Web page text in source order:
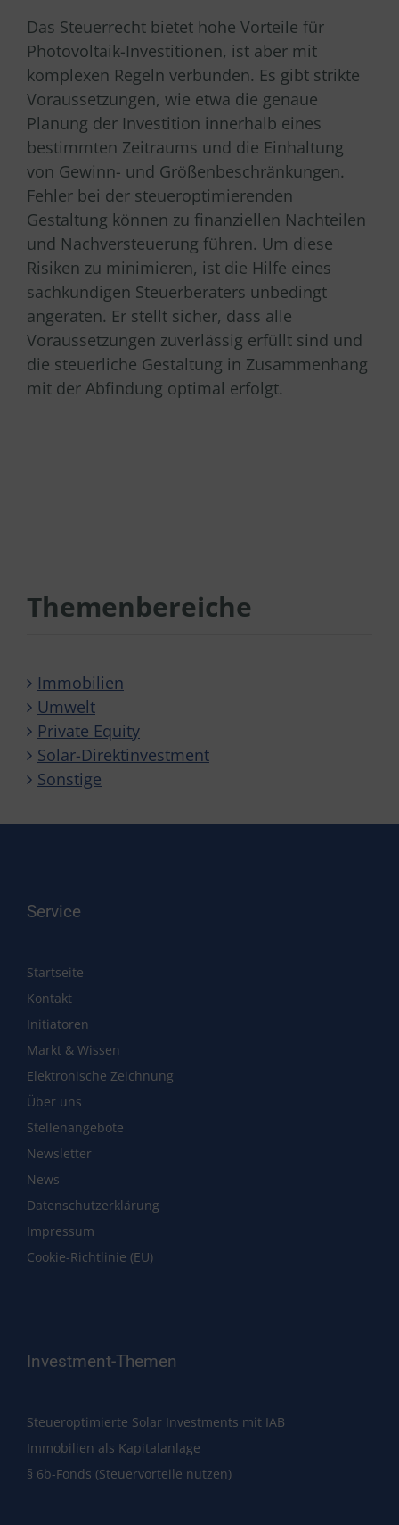
Das Steuerrecht bietet hohe Vorteile für
Photovoltaik-Investitionen, ist aber mit
komplexen Regeln verbunden. Es gibt strikte
Voraussetzungen, wie etwa die genaue
Planung der Investition innerhalb eines
bestimmten Zeitraums und die Einhaltung
von Gewinn- und Größenbeschränkungen.
Fehler bei der steueroptimierenden
Gestaltung können zu finanziellen Nachteilen
und Nachversteuerung führen. Um diese
Risiken zu minimieren, ist die Hilfe eines
sachkundigen Steuerberaters unbedingt
angeraten. Er stellt sicher, dass alle
Voraussetzungen zuverlässig erfüllt sind und
die steuerliche Gestaltung in Zusammenhang
mit der Abfindung optimal erfolgt.
Themenbereiche
Immobilien
Umwelt
Private Equity
Solar-Direktinvestment
Sonstige
Service
Startseite
Kontakt
Initiatoren
Markt & Wissen
Elektronische Zeichnung
Über uns
Stellenangebote
Newsletter
News
Datenschutzerklärung
Impressum
Cookie-Richtlinie (EU)
Investment-Themen
Steueroptimierte Solar Investments mit IAB
Immobilien als Kapitalanlage
§ 6b-Fonds (Steuervorteile nutzen)